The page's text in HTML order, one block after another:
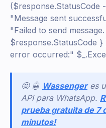
($response.StatusCode
"Message sent
"Failed to send
$response.StatusCode
error occurred:"
🤩 🤖 Wassenger es
API para WhatsApp.
prueba gratuita de 7
minutos!